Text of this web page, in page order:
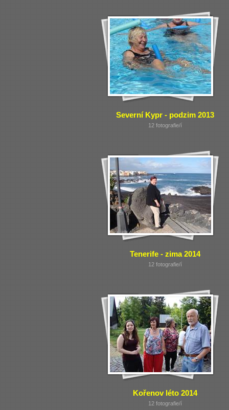
Severní Kypr - podzim 2013
12 fotografie/í
Tenerife - zima 2014
12 fotografie/í
Kořenov léto 2014
12 fotografie/í